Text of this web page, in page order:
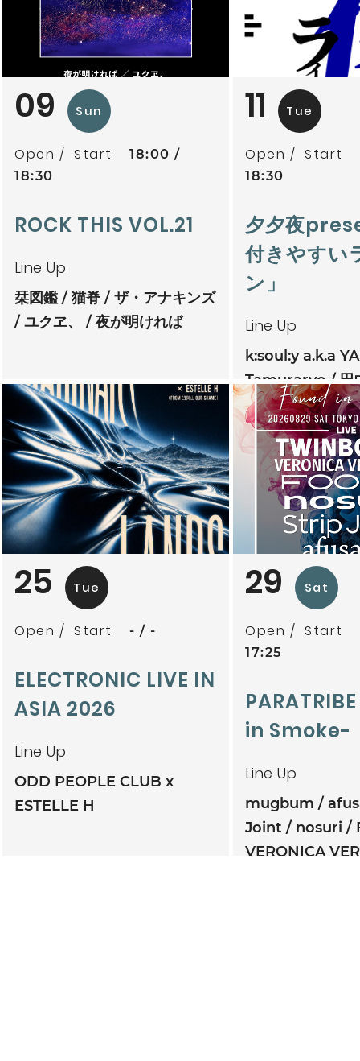
09 Sun
Open Start
18:00
18:30
ROCK THIS VOL.21
Line Up
栞図鑑 猫脊
ザ・アナキンズ
ユクヱ、
夜が明ければ
11 Tue
Open Start
18:30
夕夕夜
付きやすい
ン」
Line Up
k:soul:y a.k.a
Tamuraryo
田
mitoriz
杏仁ク
tsubatics + 松村
ケ無
夕夕夜
25 Tue
Open Start - -
ELECTRONIC LIVE IN
ASIA 2026
Line Up
ODD PEOPLE CLUB x
ESTELLE H
29 Sat
Open Start
17:25
in Smoke-
Line Up
mugbum
Joint
nosuri
VERONICA